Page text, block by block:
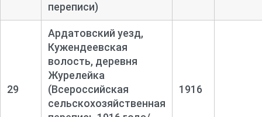
переписи)
29
Ардатовский уезд,
Кужендеевская
волость, деревня
Журелейка
(Всероссийская
сельскохозяйственная
1916